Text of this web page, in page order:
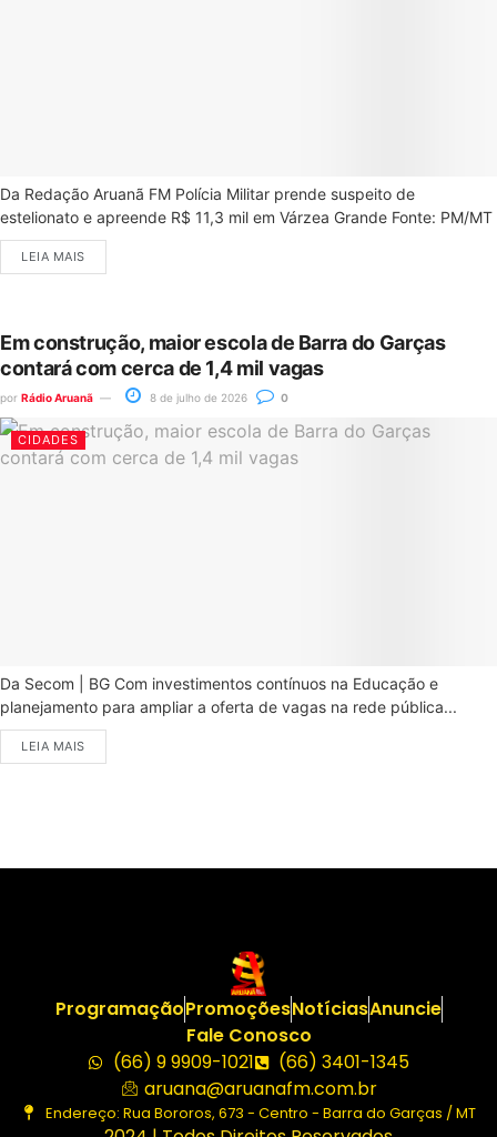
Da Redação Aruanã FM Polícia Militar prende suspeito de
estelionato e apreende R$ 11,3 mil em Várzea Grande Fonte: PM/MT
LEIA MAIS
Em construção, maior escola de Barra do Garças
contará com cerca de 1,4 mil vagas
por Rádio Aruanã 8 de julho de 2026 0
CIDADES
Da Secom | BG Com investimentos contínuos na Educação e
planejamento para ampliar a oferta de vagas na rede pública...
LEIA MAIS
ProgramaçãoPromoçõesNotíciasAnuncie
Fale Conosco
(66) 9 9909-1021
(66) 3401-1345
aruana@aruanafm.com.br
Endereço: Rua Bororos, 673 - Centro - Barra do Garças / MT